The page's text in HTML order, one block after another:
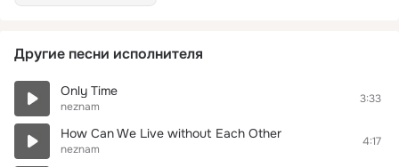
Другие песни исполнителя
Only Time
neznam
3:33
How Can We Live without Each Other
neznam
4:17